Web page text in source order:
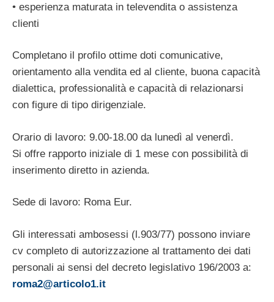
• esperienza maturata in televendita o assistenza
clienti
Completano il profilo ottime doti comunicative,
orientamento alla vendita ed al cliente, buona capacità
dialettica, professionalità e capacità di relazionarsi
con figure di tipo dirigenziale.
Orario di lavoro: 9.00-18.00 da lunedì al venerdì.
Si offre rapporto iniziale di 1 mese con possibilità di
inserimento diretto in azienda.
Sede di lavoro: Roma Eur.
Gli interessati ambosessi (l.903/77) possono inviare
cv completo di autorizzazione al trattamento dei dati
personali ai sensi del decreto legislativo 196/2003 a:
roma2@articolo1.it